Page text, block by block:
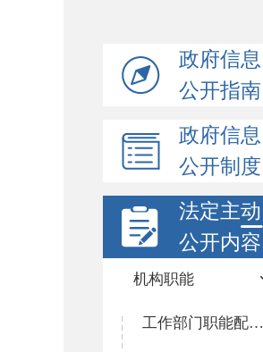
政府信息
公开指南
政府信息
公开制度
法定主动
公开内容
机构职能
工作部门职能配置及内设机构